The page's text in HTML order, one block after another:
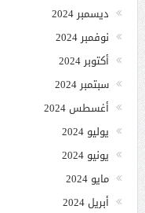
ديسمبر 2024
نوفمبر 2024
أكتوبر 2024
سبتمبر 2024
أغسطس 2024
يوليو 2024
يونيو 2024
مايو 2024
أبريل 2024